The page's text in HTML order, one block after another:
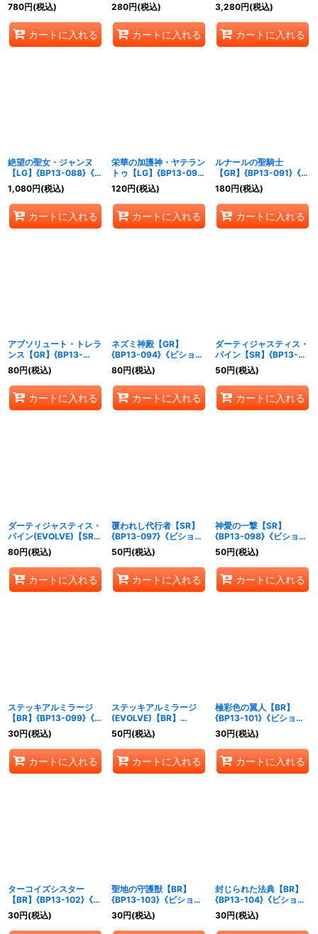
780円(税込)
カートに入れる
280円(税込)
カートに入れる
3,280円(税込)
カートに入れる
絶望の聖女・ジャンヌ
【LG】{BP13-088}《ビ
ショップ》
1,080円(税込)
カートに入れる
栄華の加護神・ヤテラン
トゥ【LG】{BP13-090}
《ビショップ》
120円(税込)
カートに入れる
ルナールの聖騎士
【GR】{BP13-091}《ビ
ショップ》
180円(税込)
カートに入れる
アブソリュート・トレラ
ンス【GR】{BP13-
093}《ビショップ》
80円(税込)
カートに入れる
ネズミ神殿【GR】
{BP13-094}《ビショッ
プ》
80円(税込)
カートに入れる
ダーティジャスティス・
パイン【SR】{BP13-
095}《ビショップ》
50円(税込)
カートに入れる
ダーティジャスティス・
パイン(EVOLVE)【SR】
{BP13-096}《ビショッ
プ》
80円(税込)
カートに入れる
覆われし代行者【SR】
{BP13-097}《ビショッ
プ》
50円(税込)
カートに入れる
神愛の一撃【SR】
{BP13-098}《ビショッ
プ》
50円(税込)
カートに入れる
ステッキアルミラージ
【BR】{BP13-099}《ビ
ショップ》
30円(税込)
カートに入れる
ステッキアルミラージ
(EVOLVE)【BR】
{BP13-100}《ビショッ
プ》
50円(税込)
カートに入れる
極彩色の翼人【BR】
{BP13-101}《ビショッ
プ》
30円(税込)
カートに入れる
ターコイズシスター
【BR】{BP13-102}《ビ
ショップ》
30円(税込)
聖地の守護獣【BR】
{BP13-103}《ビショッ
プ》
30円(税込)
封じられた法典【BR】
{BP13-104}《ビショッ
プ》
30円(税込)